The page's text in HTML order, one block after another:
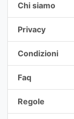
Chi siamo
Privacy
Condizioni
Faq
Regole